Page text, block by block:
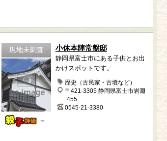
現地未調査
－
小休本陣常盤邸
静岡県富士市にある子供とお出
かけスポットです。
歴史（古民家・古墳など）
〒421-3305 静岡県富士市岩淵
455
0545-21-3380